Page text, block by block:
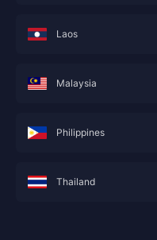
Laos
Malaysia
Philippines
Thailand